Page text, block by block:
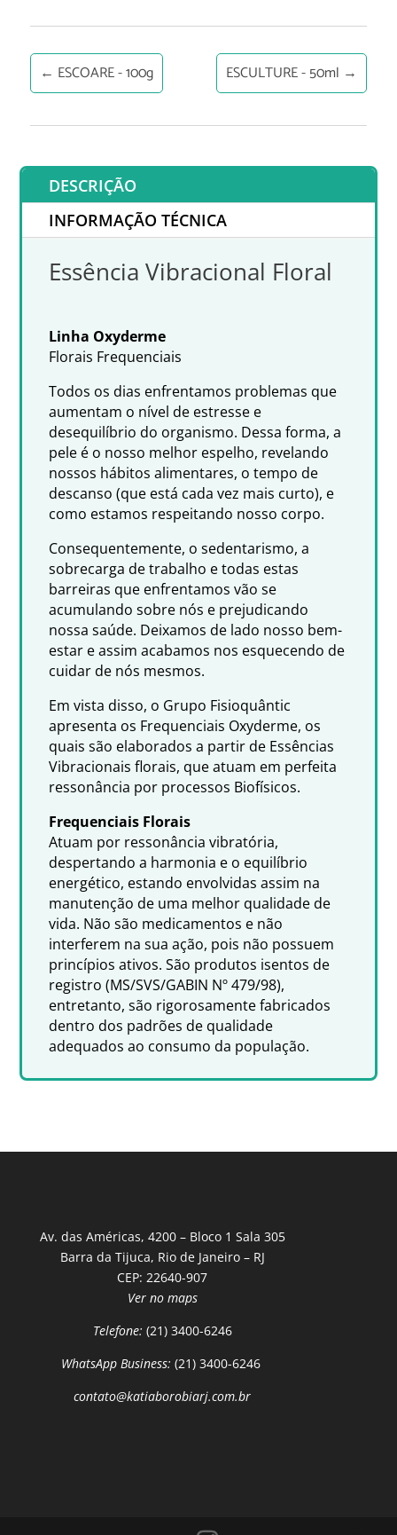
← ESCOARE - 100g ESCULTURE - 50ml →
DESCRIÇÃO
INFORMAÇÃO TÉCNICA
Essência Vibracional Floral
Linha Oxyderme
Florais Frequenciais
Todos os dias enfrentamos problemas que
aumentam o nível de estresse e
desequilíbrio do organismo. Dessa forma, a
pele é o nosso melhor espelho, revelando
nossos hábitos alimentares, o tempo de
descanso (que está cada vez mais curto), e
como estamos respeitando nosso corpo.
Consequentemente, o sedentarismo, a
sobrecarga de trabalho e todas estas
barreiras que enfrentamos vão se
acumulando sobre nós e prejudicando
nossa saúde. Deixamos de lado nosso bem-
estar e assim acabamos nos esquecendo de
cuidar de nós mesmos.
Em vista disso, o Grupo Fisioquântic
apresenta os Frequenciais Oxyderme, os
quais são elaborados a partir de Essências
Vibracionais florais, que atuam em perfeita
ressonância por processos Biofísicos.
Frequenciais Florais
Atuam por ressonância vibratória,
despertando a harmonia e o equilíbrio
energético, estando envolvidas assim na
manutenção de uma melhor qualidade de
vida. Não são medicamentos e não
interferem na sua ação, pois não possuem
princípios ativos. São produtos isentos de
registro (MS/SVS/GABIN Nº 479/98),
entretanto, são rigorosamente fabricados
dentro dos padrões de qualidade
adequados ao consumo da população.
Av. das Américas, 4200 – Bloco 1 Sala 305
Barra da Tijuca, Rio de Janeiro – RJ
CEP: 22640-907
Ver no maps
Telefone: (21) 3400-6246
WhatsApp Business: (21) 3400-6246
contato@katiaborobiarj.com.br